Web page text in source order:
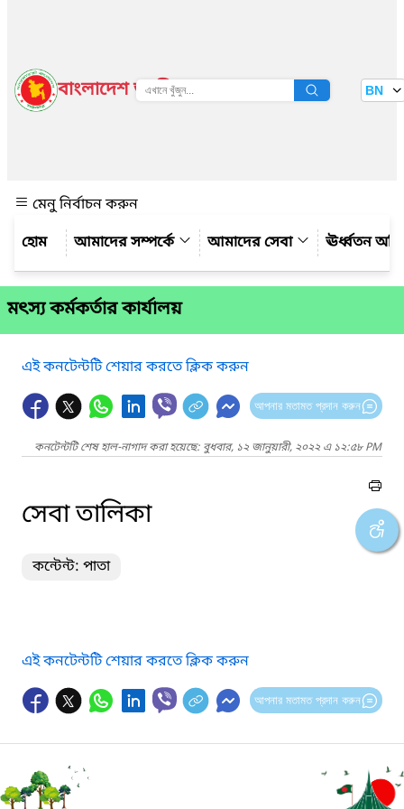
বাংলাদেশ জাতীয় তথ্য বাতায়ন BN
মেনু নির্বাচন করুন
আমাদের সম্পর্কে
আমাদের সেবা ঊর্ধ্বতন
মৎস্য কর্মকর্তার কার্যালয়
এই কনটেন্টটি শেয়ার করতে ক্লিক করুন
আপনার মতামত প্রদান করুন
কনটেন্টটি শেষ হাল-নাগাদ করা হয়েছে: বুধবার, ১২ জানুয়ারী, ২০২২ এ ১২:৫৮ PM
সেবা তালিকা
কন্টেন্ট: পাতা
এই কনটেন্টটি শেয়ার করতে ক্লিক করুন
আপনার মতামত প্রদান করুন